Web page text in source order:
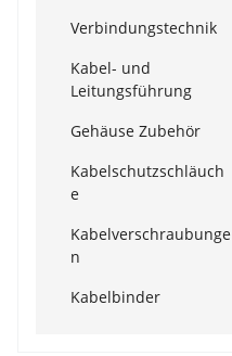
Verbindungstechnik
Kabel- und
Leitungsführung
Gehäuse Zubehör
Kabelschutzschläuch
e
Kabelverschraubunge
n
Kabelbinder